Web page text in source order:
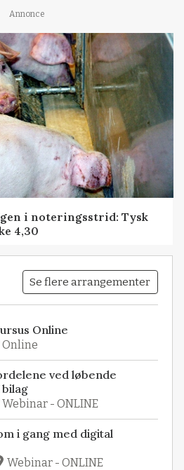
Annonce
i noteringsstrid: Tysk
4,30
Se flere arrangementer
Online
Online
ved løbende
Webinar - ONLINE
i gang med digital
Webinar - ONLINE